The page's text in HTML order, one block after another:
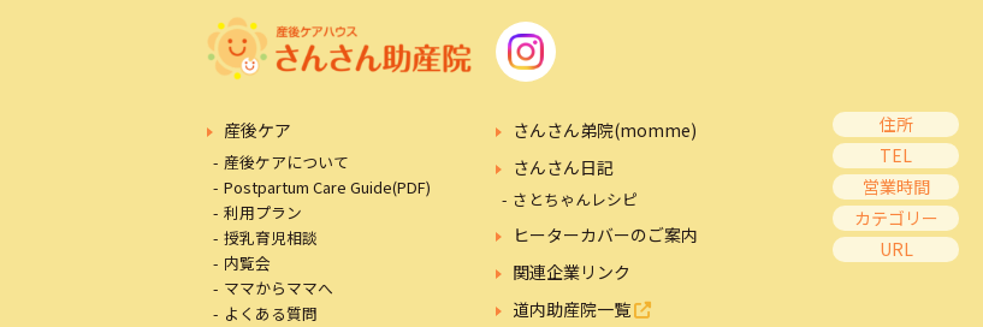
産後ケア
産後ケアについて
Postpartum Care Guide(PDF)
利用プラン
授乳育児相談
内覧会
ママからママへ
よくある質問
さんさん弟院(momme)
さんさん日記
さとちゃんレシピ
ヒーターカバーのご案内
関連企業リンク
道内助産院一覧
住所
TEL
営業時間
カテゴリー
URL